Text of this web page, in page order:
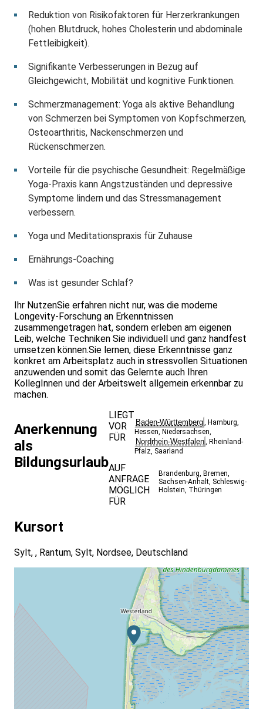
Reduktion von Risikofaktoren für Herzerkrankungen
(hohen Blutdruck, hohes Cholesterin und abdominale
Fettleibigkeit).
Signifikante Verbesserungen in Bezug auf
Gleichgewicht, Mobilität und kognitive Funktionen.
Schmerzmanagement: Yoga als aktive Behandlung
von Schmerzen bei Symptomen von Kopfschmerzen,
Osteoarthritis, Nackenschmerzen und
Rückenschmerzen.
Vorteile für die psychische Gesundheit: Regelmäßige
Yoga-Praxis kann Angstzuständen und depressive
Symptome lindern und das Stressmanagement
verbessern.
Yoga und Meditationspraxis für Zuhause
Ernährungs-Coaching
Was ist gesunder Schlaf?
Ihr NutzenSie erfahren nicht nur, was die moderne
Longevity-Forschung an Erkenntnissen
zusammengetragen hat, sondern erleben am eigenen
Leib, welche Techniken Sie individuell und ganz handfest
umsetzen können.Sie lernen, diese Erkenntnisse ganz
konkret am Arbeitsplatz auch in stressvollen Situationen
anzuwenden und somit das Gelernte auch Ihren
KollegInnen und der Arbeitswelt allgemein erkennbar zu
machen.
Anerkennung
als
Bildungsurlaub
LIEGT
VOR
FÜR
Baden-Württemberg, Hamburg,
Hessen, Niedersachsen,
Nordrhein-Westfalen, Rheinland-
Pfalz, Saarland
AUF
ANFRAGE
MÖGLICH
FÜR
Brandenburg, Bremen,
Sachsen-Anhalt, Schleswig-
Holstein, Thüringen
Kursort
Sylt, , Rantum, Sylt, Nordsee, Deutschland